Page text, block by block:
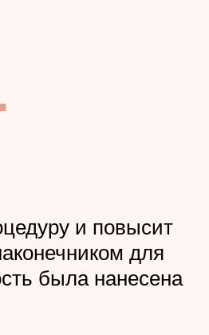
и повысит
для
была нанесена